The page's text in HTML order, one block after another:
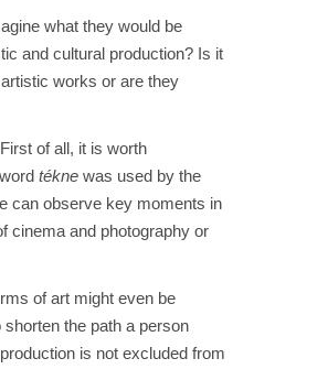
what they would be
and cultural production? Is it
works or are they
of all, it is worth
wordtékne was used by the
can observe key moments in
cinema and photography or
of art might even be
the path a person
is not excluded from